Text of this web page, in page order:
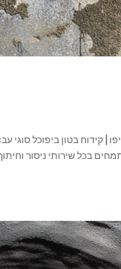
בכל שירותי ניסור